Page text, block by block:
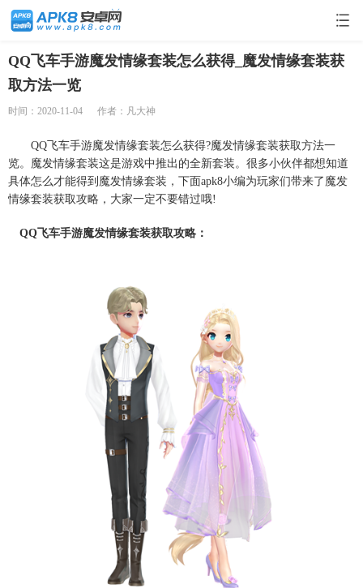
QQ飞车手游魔发情缘套装怎么获得_魔发情缘套装获
取方法一览
时间：2020-11-04 作者：凡大神
QQ飞车手游魔发情缘套装怎么获得?魔发情缘套装获取方法一
览。魔发情缘套装这是游戏中推出的全新套装。很多小伙伴都想知道
具体怎么才能得到魔发情缘套装，下面apk8小编为玩家们带来了魔发
情缘套装获取攻略，大家一定不要错过哦!
QQ飞车手游魔发情缘套装获取攻略：